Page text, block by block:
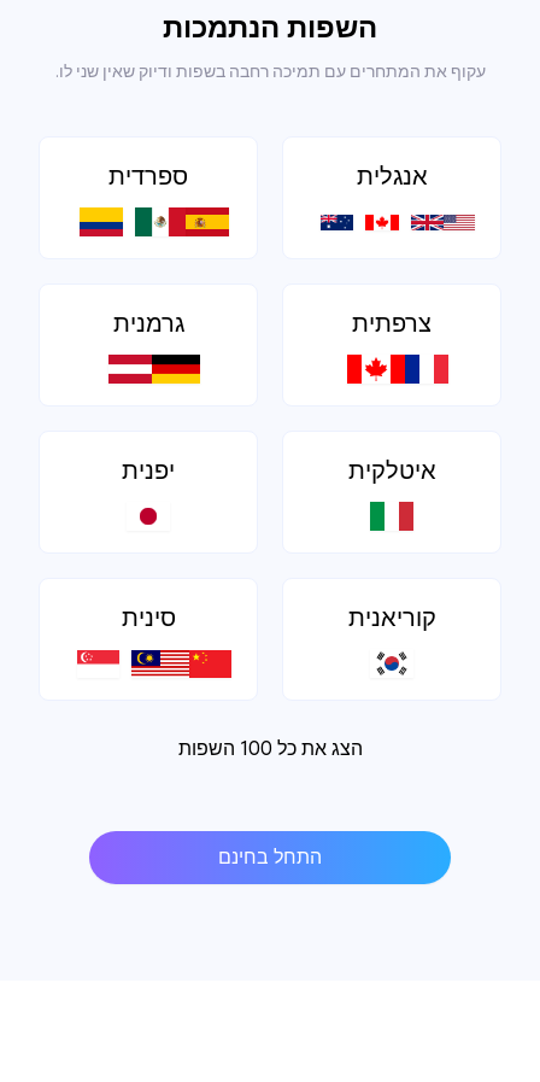
השפות הנתמכות
עקוף את המתחרים עם תמיכה רחבה בשפות ודיוק שאין שני לו.
אנגלית ספרדית
צרפתית גרמנית
איטלקית יפנית
קוריאנית סינית
הצג את כל 100 השפות
התחל בחינם